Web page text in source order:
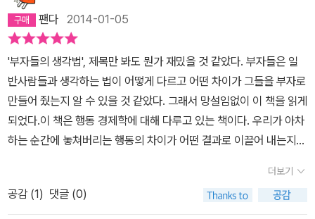
팬다 2014-01-05
'부자들의 생각법', 제목만 봐도 뭔가 재밌을 것 같았다. 부자들은 일
반사람들과 생각하는 법이 어떻게 다르고 어떤 차이가 그들을 부자로
만들어 줬는지 알 수 있을 것 같았다. 그래서 망설임없이 이 책을 읽게
되었다.이 책은 행동 경제학에 대해 다루고 있는 책이다. 우리가 아차
하는 순간에 놓쳐버리는 행동의 차이가 어떤 결과로 이끌어 내는지
고 있다. 이 책을 읽은 감상을 한 마디로 말하자면, '상당히 흥미롭
다'이다. 이 책에 나온 행동 경제학 중 일부는 우리 스스로도 잘 알고
더보기
공감 (1) 댓글 (0)